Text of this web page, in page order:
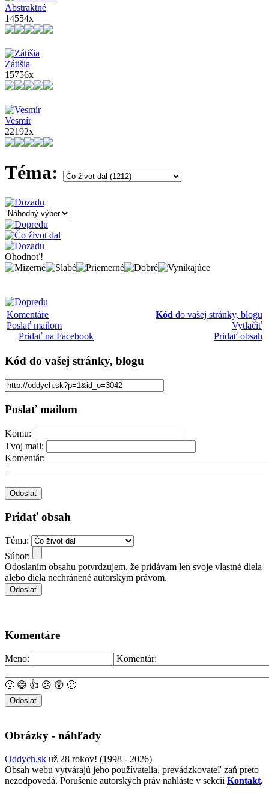
Abstraktné
14554x
Zátišia
15756x
Vesmír
22192x
Téma:
Ohodnoť!
Komentáre
Poslať mailom
Pridať na Facebook
Kód do vašej stránky, blogu
Vytlačiť
Pridať obsah
Kód do vašej stránky, blogu
Poslať mailom
Komu:
Tvoj mail:
Komentár:
Pridať obsah
Téma:
Súbor:
Odoslaním obsahu potvrdzujem, že pridávam len svoje vlastné diela
alebo diela nechránené autorským právom.
Komentáre
Meno: Komentár:
🙂 😄 👍 😕 😲 🙁
Obrázky - náhľady
Oddych.sk už 28 rokov! (1998 - 2026)
Obsah webu vytvárajú jeho používatelia, prevádzkovateľ zaň preto
nezodpovedá. Porušenie autorských práv nahláste v sekcii Kontakt.